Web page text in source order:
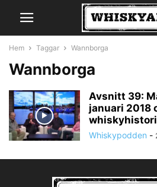
Hem Taggar Wannborga
Wannborga
Avsnitt 39:
januari 2018
Whiskypodden -